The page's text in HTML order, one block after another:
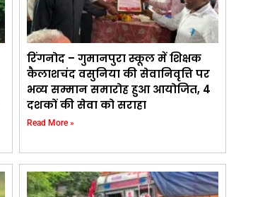
रिंगनोद – गुमानपुरा स्कूल में शिक्षक
कैलाशचंद वसुनिया की सेवानिवृत्ति पर
भव्य सम्मान समारोह हुआ आयोजित, 4
दशकों की सेवा को सराहा
Read More »